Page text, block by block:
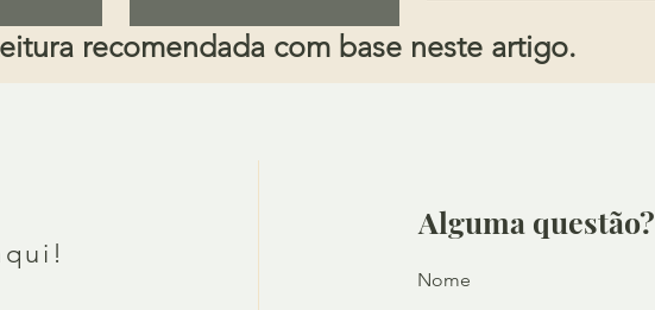
recomendada com base neste artigo.
Alguma questão?
Nome